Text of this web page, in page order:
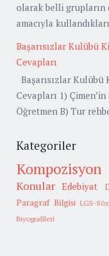
olarak belli grupların
amacıyla
Başarısızlar Kulübü
Cevapları
Başarısızlar Kulübü
Cevapları 1)
Öğretmen B) Tur
Kategoriler
Konular Edebiyat
Paragraf Bilgisi LGS-
Biyografileri